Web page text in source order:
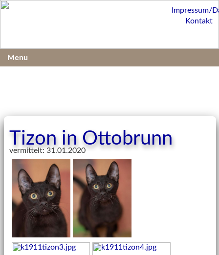
Tizon in Ottobrunn
vermittelt: 31.01.2020
Impressum/
Kontakt
Menu